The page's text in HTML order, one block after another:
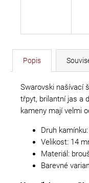
Popis
Swarovski našívací
třpyt, brilantní jas a
kameny mají velmi
Druh
Velikost: 14
Materiál:
Barevné